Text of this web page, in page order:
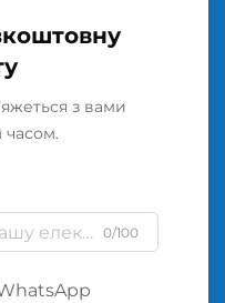
з вами
0/100